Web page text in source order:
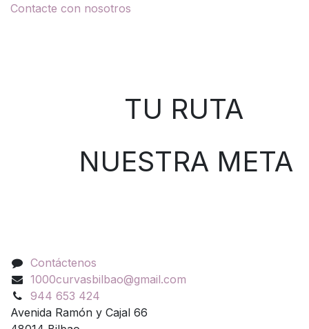
Contacte con nosotros
TU RUTA
NUESTRA META
Contáctenos
1000curvasbilbao@gmail.com
944 653 424
Avenida Ramón y Cajal 66